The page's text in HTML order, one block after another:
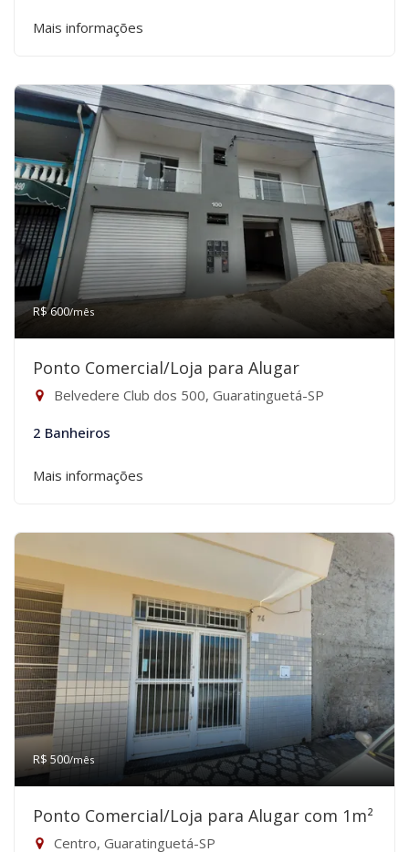
Mais informações
R$ 600/mês
Ponto Comercial/Loja para Alugar
Belvedere Club dos 500, Guaratinguetá-SP
2 Banheiros
Mais informações
R$ 500/mês
Ponto Comercial/Loja para Alugar com 1m²
Centro, Guaratinguetá-SP